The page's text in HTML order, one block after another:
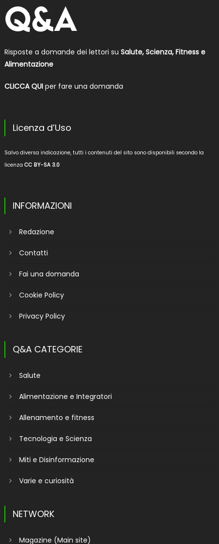
Risposte a domande dei lettori su Salute, Scienza, Fitness e
Alimentazione
CLICCA QUIper fare una domanda
Licenza d’Uso
Salvo diversa indicazione, tutti i contenuti del sito sono disponibili secondo la
licenza CC BY-SA 3.0
INFORMAZIONI
Redazione
Contatti
Fai una domanda
Cookie Policy
Privacy Policy
Q&A CATEGORIE
Salute
Alimentazione e Integratori
Allenamento e fitness
Tecnologia e Scienza
Miti e Disinformazione
Varie e curiosità
NETWORK
Magazine (Main site)